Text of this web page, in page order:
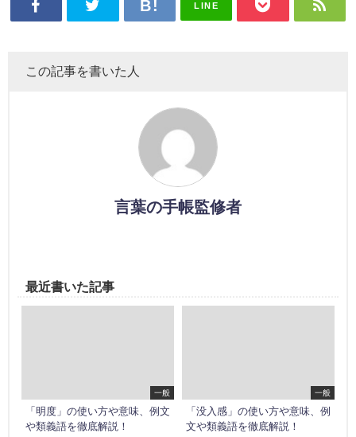
LINE
この記事を書いた人
言葉の手帳監修者
最近書いた記事
一般
「明度」の使い方や意味、例文
や類義語を徹底解説！
一般
「没入感」の使い方や意味、例
文や類義語を徹底解説！